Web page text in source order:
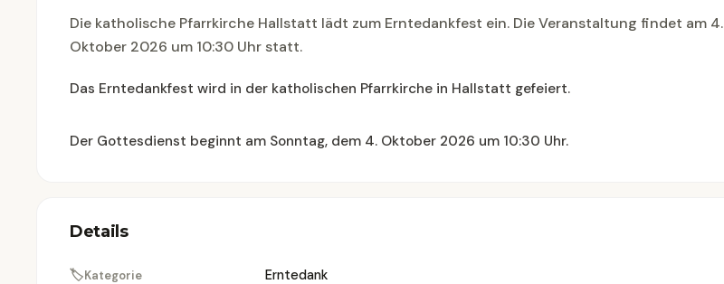
Die katholische Pfarrkirche Hallstatt lädt zum Erntedankfest ein. Die Veranstaltung findet am 4.
Oktober 2026 um 10:30 Uhr statt.
Das Erntedankfest wird in der katholischen Pfarrkirche in Hallstatt gefeiert.
Der Gottesdienst beginnt am Sonntag, dem 4. Oktober 2026 um 10:30 Uhr.
Details
🏷Kategorie Erntedank